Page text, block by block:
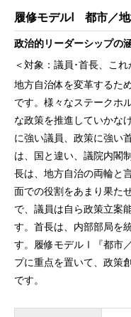
履修モデルⅠ 都市／
政治的リーダーシップの
＜対象：議員･首長、こ
地方自治体を変革するた
です。様々なステークホ
な政策を推進していかな
に強い議員、政策に強い
は、国と違い、議院内閣
長は、地方自治の両輪と
面での役割をあまり果た
で、議員は自ら政策立案
す。首長は、内部部局を
す。履修モデルⅠ『都市
プに重点を置いて、政策
です。